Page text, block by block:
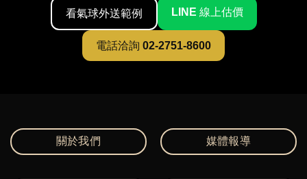
看氣球外送範例 LINE 線上估價
電話洽詢 02-2751-8600
關於我們 媒體報導